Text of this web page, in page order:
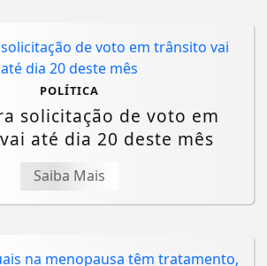
POLÍTICA
solicitação de voto em
até dia 20 deste mês
Saiba Mais